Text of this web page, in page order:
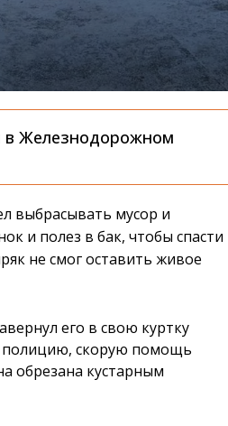
в Железнодорожном
выбрасывать мусор и
и полез в бак, чтобы спасти
не смог оставить живое
его в свою куртку
полицию, скорую помощь
обрезана кустарным